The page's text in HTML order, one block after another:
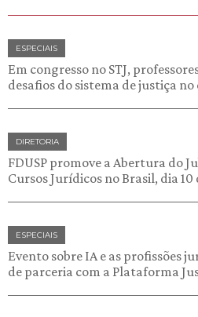
ESPECIAIS
Em congresso no STJ,
desafios do sistema de justiça
DIRETORIA
FDUSP promove a Abertura do
Cursos Jurídicos no Brasil, dia
ESPECIAIS
Evento sobre IA e as profissões
de parceria com a Plataforma